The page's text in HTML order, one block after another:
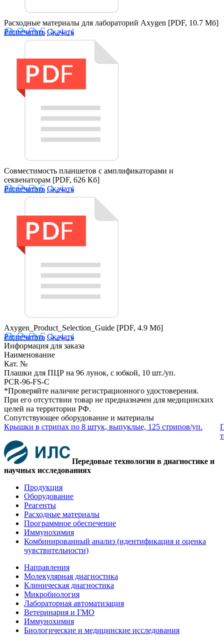
Расходные материалы для лабораторий Axygen [PDF, 10.7 Мб]
Распечатать Скачать
Совместимость планшетов с амплификаторами и
секвенаторам [PDF, 626 Кб]
Распечатать Скачать
Axygen_Product_Selection_Guide [PDF, 4.9 Мб]
Распечатать Скачать
Информация для заказа
Наименование
Кат. №
Плашки для ПЦР на 96 лунок, c юбкой, 10 шт./уп.
PCR-96-FS-C
*Проверяйте наличие регистрационного удостоверения.
При его отсутствии товар не предназначен для медицинских
целей на территории РФ.
Сопутствующее оборудование и материалы
Крышки в стрипах по 8 штук, выпуклые, 125 стрипов/уп.
Передовые технологии в диагностике и
научных исследованиях
Продукция
Оборудование
Реагенты
Расходные материалы
Программное обеспечение
Иммунохимия
Комбинированный анализ (идентификация и оценка
чувствительности)
Направления
Молекулярная диагностика
Клиническая диагностика
Микробиология
Лабораторная автоматизация
Ветеринария и ГМО
Иммунохимия
Биологические и медицинские исследования